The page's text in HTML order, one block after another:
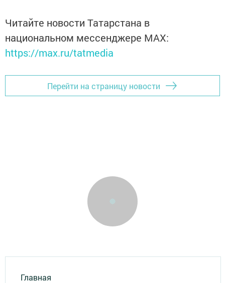
Читайте новости Татарстана в
национальном мессенджере MАХ:
https://max.ru/tatmedia
Перейти на страницу новости
Главная